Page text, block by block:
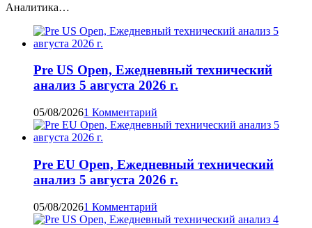
Аналитика…
Pre US Open, Ежедневный технический
анализ 5 августа 2026 г.
05/08/20261 Комментарий
Pre EU Open, Ежедневный технический
анализ 5 августа 2026 г.
05/08/20261 Комментарий